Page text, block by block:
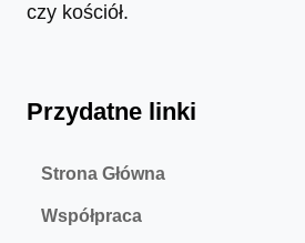
czy kościół.
Przydatne linki
Strona Główna
Współpraca